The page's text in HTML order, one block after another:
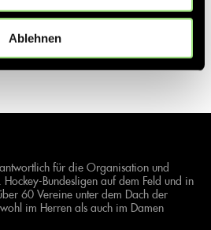
Ablehnen
für die Organisation und
Bundesligen auf dem Feld und in
60 Vereine unter dem Dach der
im Herren als auch im Damen